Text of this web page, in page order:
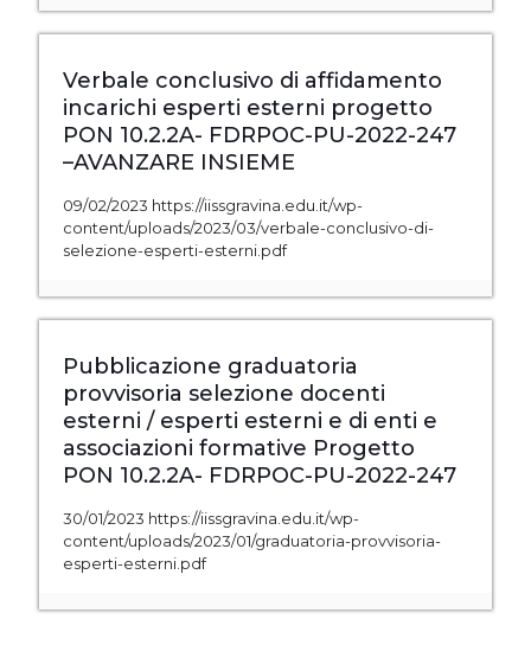
Verbale conclusivo di affidamento
incarichi esperti esterni progetto
PON 10.2.2A- FDRPOC-PU-2022-247
–AVANZARE INSIEME
09/02/2023 https://iissgravina.edu.it/wp-
content/uploads/2023/03/verbale-conclusivo-di-
selezione-esperti-esterni.pdf
Pubblicazione graduatoria
provvisoria selezione docenti
esterni / esperti esterni e di enti e
associazioni formative Progetto
PON 10.2.2A- FDRPOC-PU-2022-247
30/01/2023 https://iissgravina.edu.it/wp-
content/uploads/2023/01/graduatoria-provvisoria-
esperti-esterni.pdf